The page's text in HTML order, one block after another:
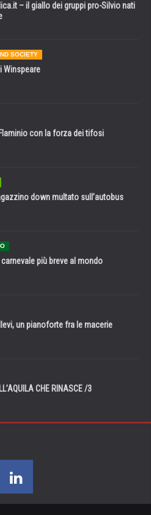
– il giallo dei gruppi pro-Silvio nati
SOCIETY
Winspeare
Flaminio con la forza dei tifosi
down multato sull’autobus
carnevale più breve al mondo
un pianoforte fra le macerie
CHE RINASCE /3